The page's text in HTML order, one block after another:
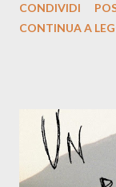
indubbiamente
Dicevamo. Ed è
musicale, con "
moglie, del senso
CONDIVIDI
CONTINUA A